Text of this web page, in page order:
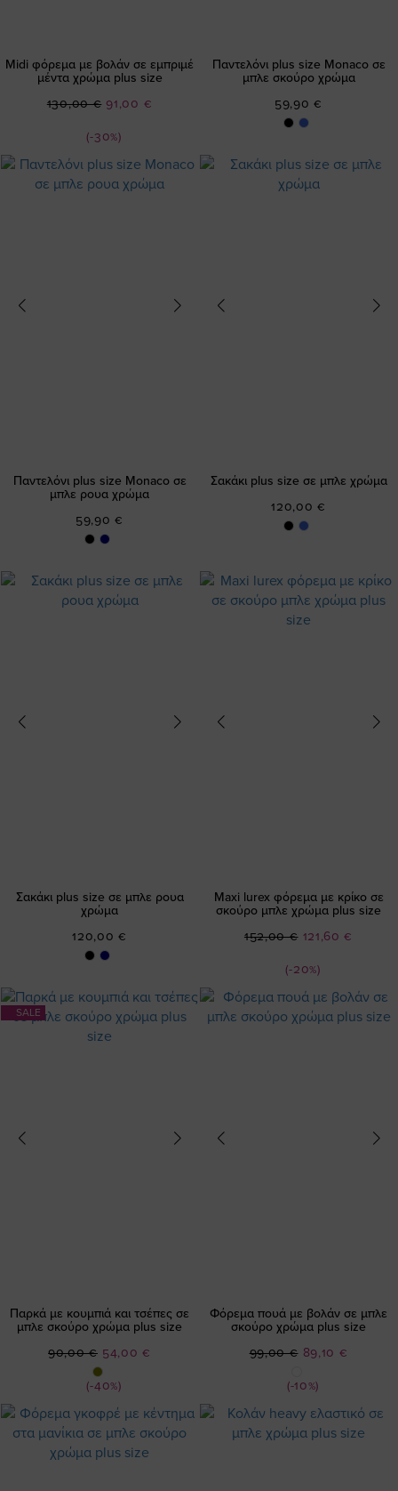
Midi φόρεμα με βολάν σε εμπριμέ
μέντα χρώμα plus size
(-30%)
Ειδική
91,00 €
130,00 €
Παντελόνι plus size Monaco σε
μπλε σκούρο χρώμα
59,90 €
Παντελόνι plus size Monaco σε
μπλε ρουα χρώμα
59,90 €
Σακάκι plus size σε μπλε χρώμα
120,00 €
Σακάκι plus size σε μπλε ρουα
χρώμα
120,00 €
Maxi lurex φόρεμα με κρίκο σε
σκούρο μπλε χρώμα plus size
(-20%)
Ειδική
121,60 €
152,00 €
SALE
Παρκά με κουμπιά και τσέπες σε
μπλε σκούρο χρώμα plus size
(-40%)
Ειδική
Τιμή
54,00 €
90,00 €
Φόρεμα πουά με βολάν σε μπλε
σκούρο χρώμα plus size
(-10%)
Ειδική
89,10 €
99,00 €